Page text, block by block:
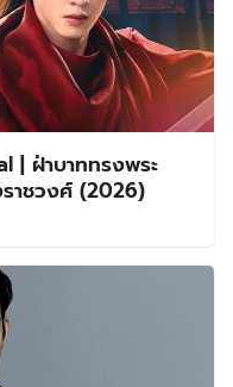
| ฝ่าบาททรงพระ
าชวงศ์ (2026)